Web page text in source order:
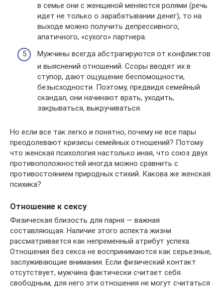
в семье они с женщиной меняются ролями (речь
идет не только о зарабатывании денег), то на
выходе можно получить депрессивного,
апатичного, «сухого» партнера.
Мужчины всегда абстрагируются от конфликтов
и выяснений отношений. Ссоры вводят их в
ступор, дают ощущение беспомощности,
безысходности. Поэтому, предвидя семейный
скандал, они начинают врать, уходить,
закрываться, выкручиваться.
Но если все так легко и понятно, почему не все пары
преодолевают кризисы семейных отношений? Потому
что женская психология настолько иная, что союз двух
противоположностей иногда можно сравнить с
противостоянием природных стихий. Какова же женская
психика?
Отношение к сексу
Физическая близость для парня — важная
составляющая. Наличие этого аспекта жизни
рассматривается как непременный атрибут успеха.
Отношения без секса не воспринимаются как серьезные,
заслуживающие внимания. Если физический контакт
отсутствует, мужчина фактически считает себя
свободным, для него эти отношения не могут считаться